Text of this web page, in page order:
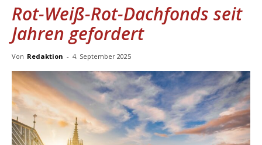
Rot-Weiß-Rot-Dachfonds seit
Jahren gefordert
Von Redaktion - 4. September 2025